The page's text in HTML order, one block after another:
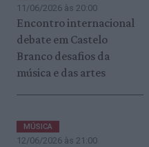
11/06/2026 às 20:00
Encontro internacional
debate em Castelo
Branco desafios da
música e das artes
MÚSICA
12/06/2026 às 21:00